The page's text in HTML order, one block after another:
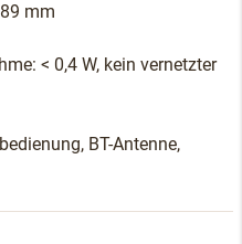
mm
< 0,4 W, kein vernetzter
BT-Antenne,